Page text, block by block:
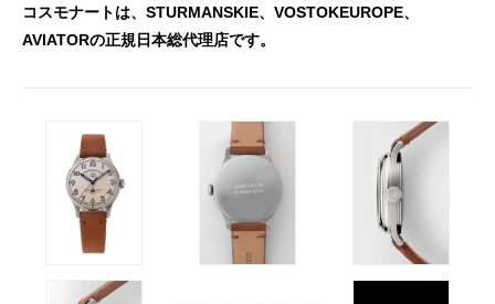
コスモナートは、STURMANSKIE、VOSTOKEUROPE、
AVIATORの正規日本総代理店です。